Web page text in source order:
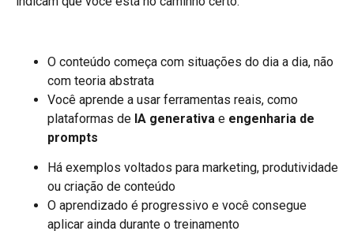
O conteúdo começa com situações do dia a dia, não
com teoria abstrata
Você aprende a usar ferramentas reais, como
plataformas de IA generativa e engenharia de
prompts
Há exemplos voltados para marketing, produtividade
ou criação de conteúdo
O aprendizado é progressivo e você consegue
aplicar ainda durante o treinamento